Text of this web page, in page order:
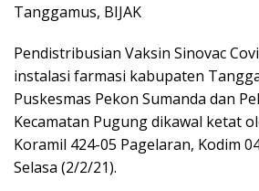
Tanggamus, BIJAK
Pendistribusian Vaksin Sinovac
instalasi farmasi kabupaten
Puskesmas Pekon Sumanda dan
Kecamatan Pugung dikawal ketat
Koramil 424-05 Pagelaran, Kodim
Selasa (2/2/21).